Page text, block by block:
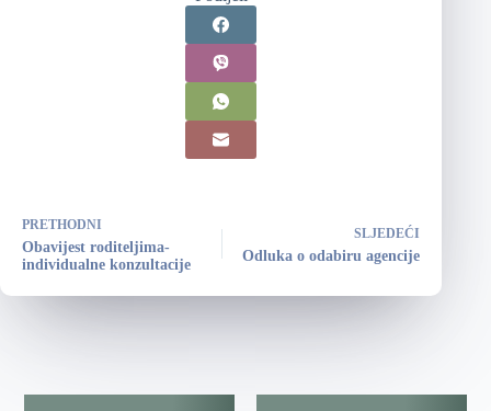
PRETHODNI
Obavijest roditeljima-
individualne konzultacije
SLJEDEĆI
Odluka o odabiru agencije